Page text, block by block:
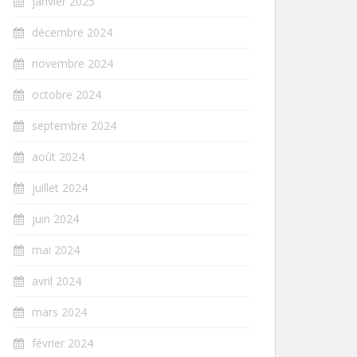
décembre 2024
novembre 2024
octobre 2024
septembre 2024
août 2024
juillet 2024
juin 2024
mai 2024
avril 2024
mars 2024
février 2024